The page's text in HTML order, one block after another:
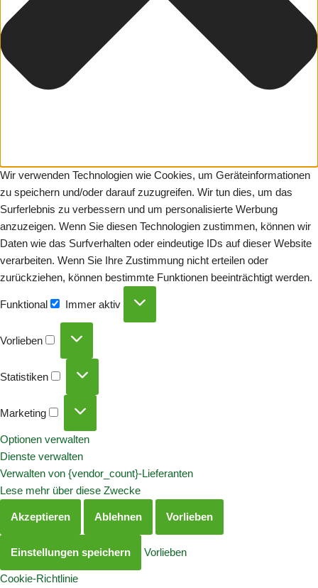
Wir verwenden Technologien wie Cookies, um Geräteinformationen
zu speichern und/oder darauf zuzugreifen. Wir tun dies, um das
Surferlebnis zu verbessern und um personalisierte Werbung
anzuzeigen. Wenn Sie diesen Technologien zustimmen, können wir
Daten wie das Surfverhalten oder eindeutige IDs auf dieser Website
verarbeiten. Wenn Sie Ihre Zustimmung nicht erteilen oder
zurückziehen, können bestimmte Funktionen beeinträchtigt werden.
Funktional Immer aktiv
Vorlieben
Statistiken
Marketing
Optionen verwalten
Dienste verwalten
Verwalten von {vendor_count}-Lieferanten
Lese mehr über diese Zwecke
Akzeptieren Ablehnen Vorlieben
Einstellungen speichern Vorlieben
Cookie-Richtlinie